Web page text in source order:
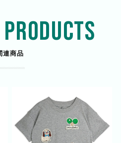
連商品